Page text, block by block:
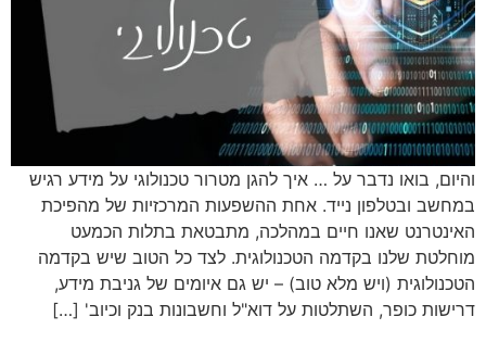
והיום, בואו נדבר על … איך להגן מטרור טכנולוגי על מידע רגיש
במחשב ובטלפון נייד. אחת ההשפעות המרכזיות של מהפיכת
האינטרנט שאנו חיים במהלכה, מתבטאת בתלות הכמעט
מוחלטת שלנו בקדמה הטכנולוגית. לצד כל הטוב שיש בקדמה
הטכנולוגית (ויש מלא טוב) – יש גם איומים של גניבת מידע,
דרישות כופר, השתלטות על דוא"ל וחשבונות בנק וכיוב' […]